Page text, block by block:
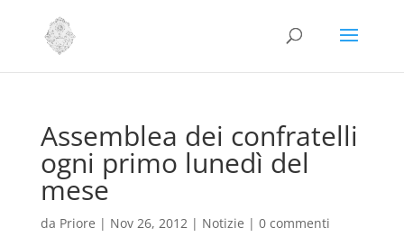
Assemblea dei confratelli
ogni primo lunedì del
mese
da Priore | Nov 26, 2012| Notizie | 0 commenti